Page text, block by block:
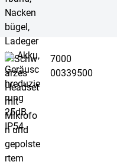
7000
00339500